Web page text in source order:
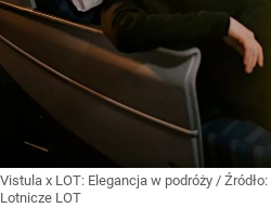
Vistula x LOT: Elegancja w podróży / Źródło:
Lotnicze LOT